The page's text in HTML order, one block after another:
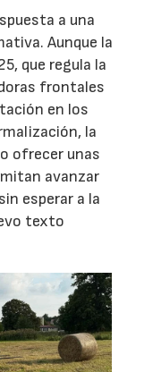
a una
Aunque la
que regula la
frontales
en los
la
ofrecer unas
avanzar
esperar a la
texto